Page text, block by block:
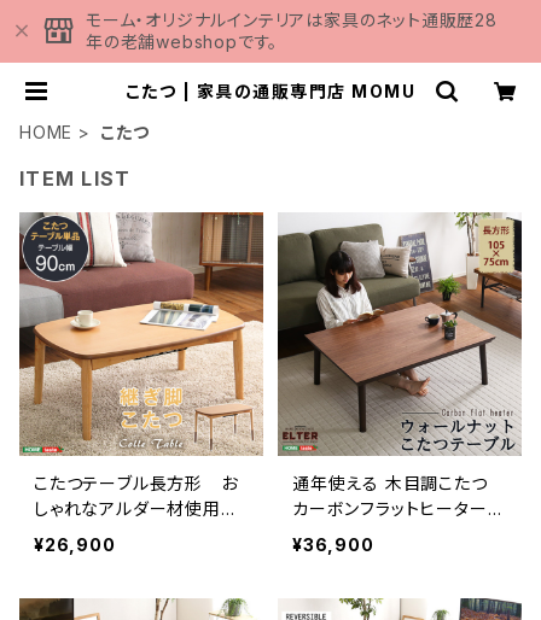
モーム・オリジナルインテリアは家具のネット通販歴28
年の老舗webshopです。
こたつ | 家具の通販専門店 MOMU
HOME
こたつ
ITEM LIST
こたつテーブル長方形 お
しゃれなアルダー材使用継
ぎ足タイプ Colle-コル-
SH-01COL
¥26,900
通年使える 木目調こたつ
カーボンフラットヒーター付
105㎝×75㎝幅 長方形 単
品【ELTER-エルター-】 S
¥36,900